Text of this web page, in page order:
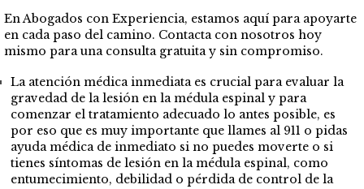
En Abogados con Experiencia, estamos aquí para apoyarte
en cada paso del camino. Contacta con nosotros hoy
mismo para una consulta gratuita y sin compromiso.
La atención médica inmediata es crucial para evaluar la
gravedad de la lesión en la médula espinal y para
comenzar el tratamiento adecuado lo antes posible, es
por eso que es muy importante que llames al 911 o pidas
ayuda médica de inmediato si no puedes moverte o si
tienes síntomas de lesión en la médula espinal, como
entumecimiento, debilidad o pérdida de control de la